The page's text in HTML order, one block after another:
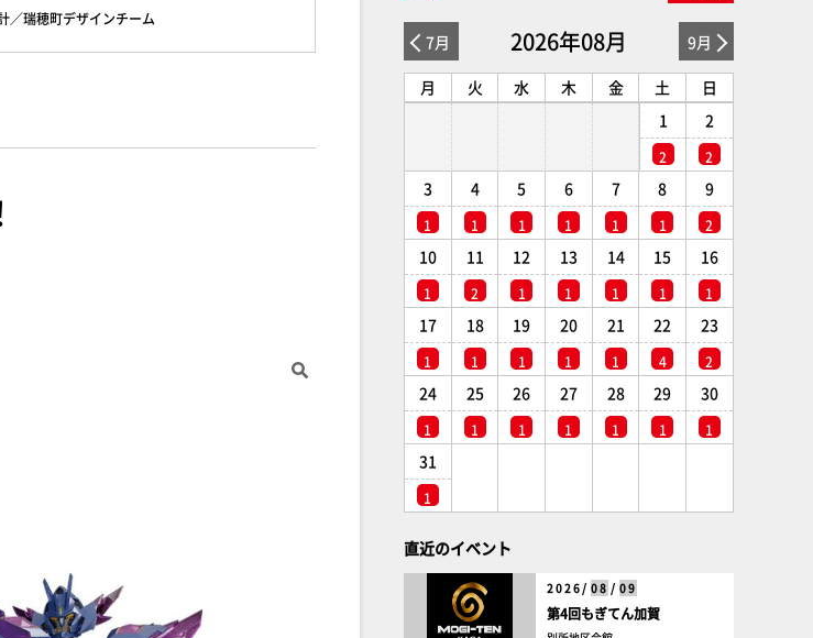
瑞穂町デザインチーム
7月 2026年08月 9月
月 火 水 木 金 土
日
1
2
2
2
3
1
4
1
5
1
6
1
7
1
8
1
9
2
10
1
11
2
12
1
13
1
14
1
15
1
16
1
17
1
18
1
19
1
20
1
21
1
22
4
23
2
24
1
25
1
26
1
27
1
28
1
29
1
30
1
31
1
直近のイベント
2026/ 08 / 09
第4回もぎてん加賀